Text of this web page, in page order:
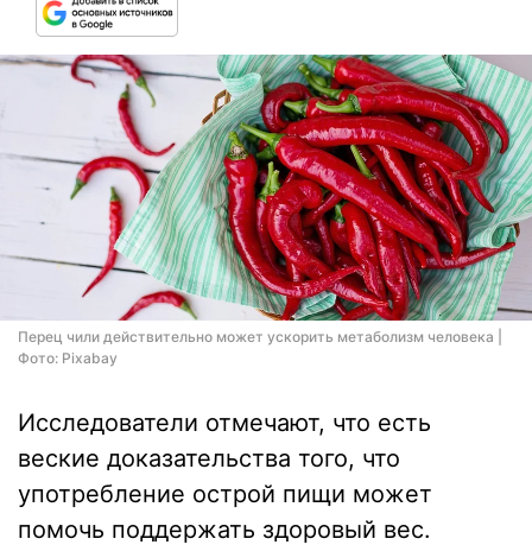
Перец чили действительно может ускорить метаболизм человека |
Фото: Pixabay
Исследователи отмечают, что есть
веские доказательства того, что
употребление острой пищи может
помочь поддержать здоровый вес.